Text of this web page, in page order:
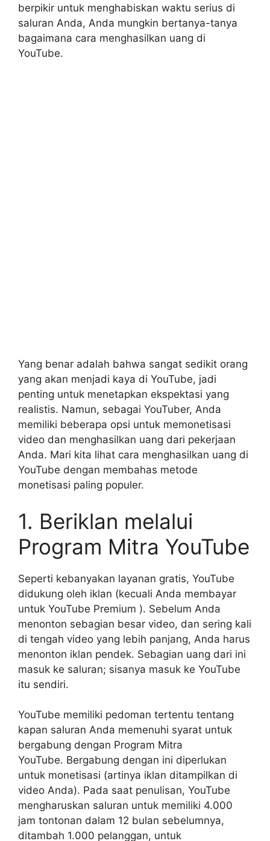
berpikir untuk menghabiskan waktu serius di
saluran Anda, Anda mungkin bertanya-tanya
bagaimana cara menghasilkan uang di
YouTube.
Yang benar adalah bahwa sangat sedikit orang
yang akan menjadi kaya di YouTube, jadi
penting untuk menetapkan ekspektasi yang
realistis. Namun, sebagai YouTuber, Anda
memiliki beberapa opsi untuk memonetisasi
video dan menghasilkan uang dari pekerjaan
Anda. Mari kita lihat cara menghasilkan uang di
YouTube dengan membahas metode
monetisasi paling populer.
1. Beriklan melalui
Program Mitra YouTube
Seperti kebanyakan layanan gratis, YouTube
didukung oleh iklan (kecuali Anda membayar
untuk YouTube Premium ). Sebelum Anda
menonton sebagian besar video, dan sering kali
di tengah video yang lebih panjang, Anda harus
menonton iklan pendek. Sebagian uang dari ini
masuk ke saluran; sisanya masuk ke YouTube
itu sendiri.
YouTube memiliki pedoman tertentu tentang
kapan saluran Anda memenuhi syarat untuk
bergabung dengan Program Mitra
YouTube. Bergabung dengan ini diperlukan
untuk monetisasi (artinya iklan ditampilkan di
video Anda). Pada saat penulisan, YouTube
mengharuskan saluran untuk memiliki 4.000
jam tontonan dalam 12 bulan sebelumnya,
ditambah 1.000 pelanggan, untuk